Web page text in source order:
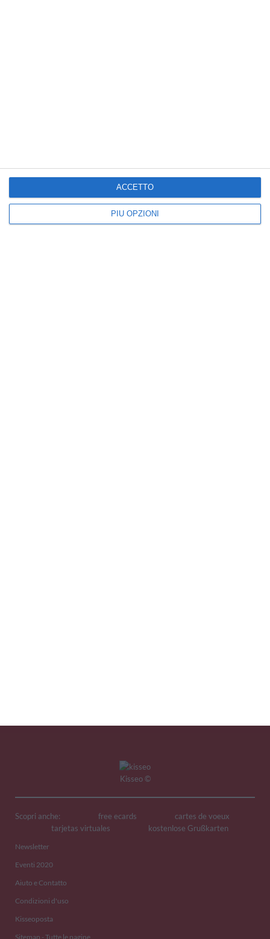
PIÙ OPZIONI
ACCETTO
Kisseo©
Scopri anche: free ecards
cartes de voeux
tarjetas virtuales
kostenlose Grußkarten
Newsletter
Eventi 2020
Aiuto e Contatto
Condizioni d'uso
Kisseoposta
Sitemap - Tutte le pagine